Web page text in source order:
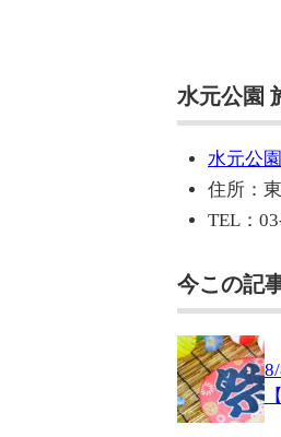
水元公園
水元公
住所：
TEL：
今この記